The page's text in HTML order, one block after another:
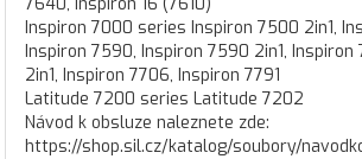
Inspiron 7000 series Inspiron 7500 2in1,
Inspiron 7590, Inspiron 7590 2in1, Inspiron
2in1, Inspiron 7706, Inspiron 7791
Latitude 7200 series Latitude 7202
Návod k obsluze naleznete zde:
https://shop.sil.cz/katalog/soubory/